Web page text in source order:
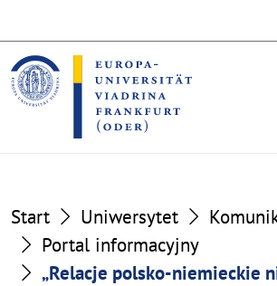
the
content
section
the
footer
section
Start Uniwersytet
Portal informacyjny
„Relacje polsko-niemieckie